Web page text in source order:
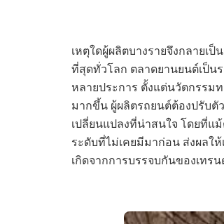
เหตุใดผู้ผลิตบางรายจึงกลายเ
ที่สุดทั่วโลก ตลาดยานยนต์เป็น
หลายประการ ตั้งแต่นวัตกรรม
มากขึ้น ผู้ผลิตรถยนต์ต้องปรับตั
เปลี่ยนแปลงที่น่าสนใจ โดยที่แ
ระดับที่ไม่เคยมีมาก่อน ส่งผลใ
เกิดจากการบรรจบกันของเท